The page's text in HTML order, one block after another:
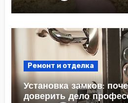
Ремонт и отделка
Установка замков:
доверить дело